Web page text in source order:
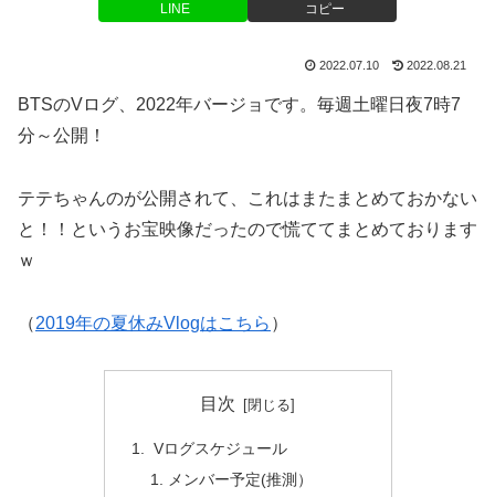
LINE コピー
2022.07.10 2022.08.21
BTSのVログ、2022年バージョです。毎週土曜日夜7時7
分～公開！
テテちゃんのが公開されて、これはまたまとめておかない
と！！というお宝映像だったので慌ててまとめております
ｗ
（2019年の夏休みVlogはこちら ）
目次
Vログスケジュール
メンバー予定(推測）